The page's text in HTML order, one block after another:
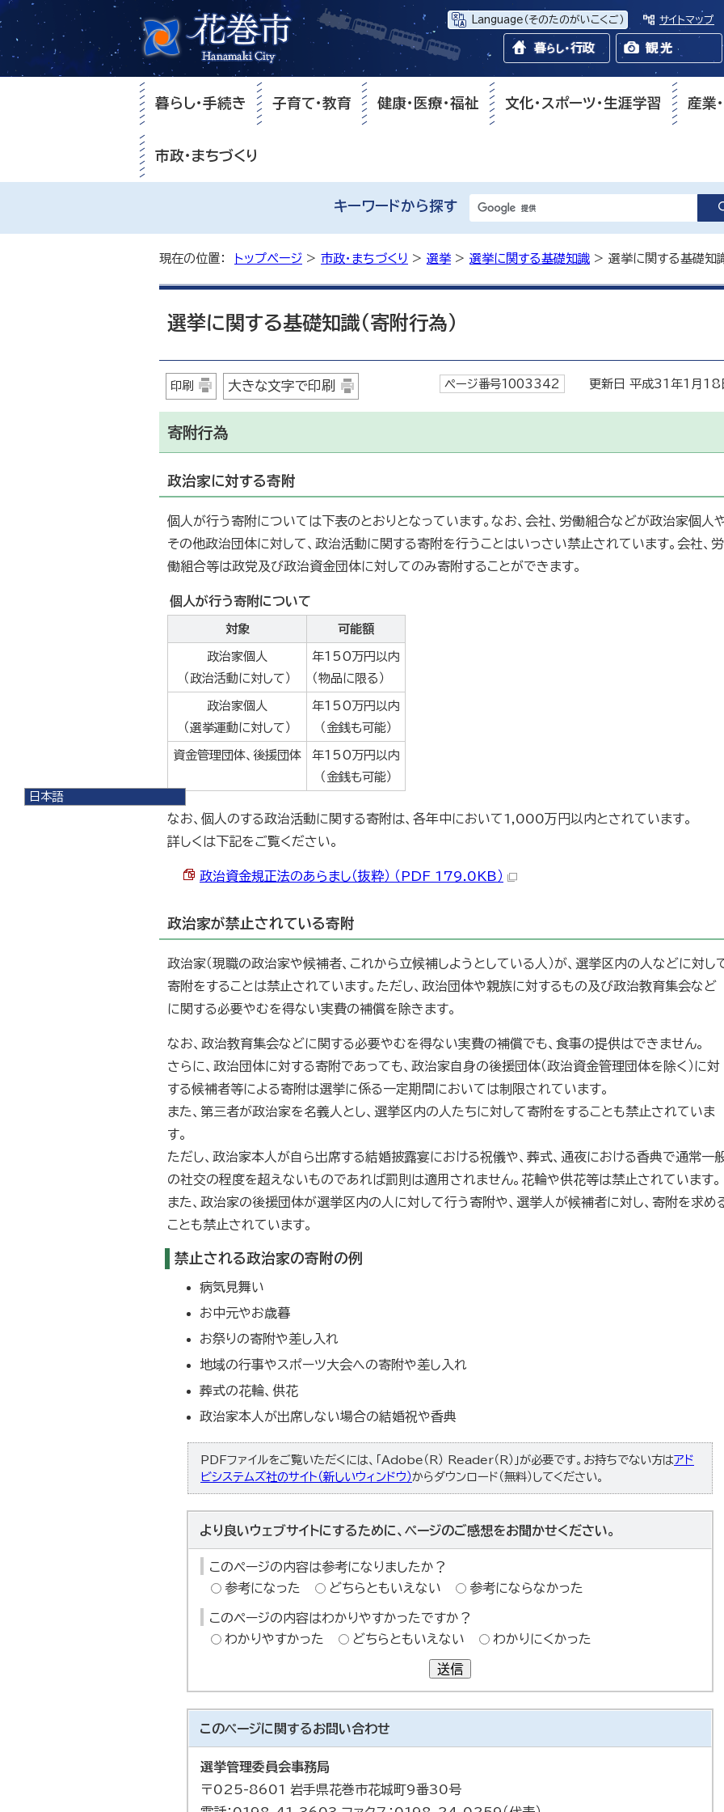
Language （そのたのがいこくご） サイトマップ
日本語
暮らし・手続き 子育て・教育 健康・医療・福祉 文化・スポーツ・生涯学習 産業
市政・まちづくり
キーワードから探す
現在の位置： トップページ > 市政・まちづくり > 選挙 > 選挙に関する基礎知識 > 選挙に関する基礎知
選挙に関する基礎知識（寄附行為）
印刷 大きな文字で印刷 ページ番号1003342 更新日 平成31年1月18
寄附行為
政治家に対する寄附
個人が行う寄附については下表のとおりとなっています。なお、会社、労働組合などが政治家個人
その他政治団体に対して、政治活動に関する寄附を行うことはいっさい禁止されています。会社、労
働組合等は政党及び政治資金団体に対してのみ寄附することができます。
個人が行う寄附について
対象 可能額
政治家個人
（政治活動に対して）
年150万円以内
（物品に限る）
政治家個人
（選挙運動に対して）
年150万円以内
（金銭も可能）
資金管理団体、後援団体
年150万円以内
（金銭も可能）
なお、個人のする政治活動に関する寄附は、各年中において1,000万円以内とされています。
詳しくは下記をご覧ください。
政治資金規正法のあらまし（抜粋） （PDF 179.0KB）
政治家が禁止されている寄附
政治家（現職の政治家や候補者、これから立候補しようとしている人）が、選挙区内の人などに対し
寄附をすることは禁止されています。ただし、政治団体や親族に対するもの及び政治教育集会など
に関する必要やむを得ない実費の補償を除きます。
なお、政治教育集会などに関する必要やむを得ない実費の補償でも、食事の提供はできません。
さらに、政治団体に対する寄附であっても、政治家自身の後援団体（政治資金管理団体を除く）に対
する候補者等による寄附は選挙に係る一定期間においては制限されています。
また、第三者が政治家を名義人とし、選挙区内の人たちに対して寄附をすることも禁止されていま
す。
ただし、政治家本人が自ら出席する結婚披露宴における祝儀や、葬式、通夜における香典で通常一
の社交の程度を超えないものであれば罰則は適用されません。花輪や供花等は禁止されています。
また、政治家の後援団体が選挙区内の人に対して行う寄附や、選挙人が候補者に対し、寄附を求め
ことも禁止されています。
禁止される政治家の寄附の例
病気見舞い
お中元やお歳暮
お祭りの寄附や差し入れ
地域の行事やスポーツ大会への寄附や差し入れ
葬式の花輪、供花
政治家本人が出席しない場合の結婚祝や香典
PDFファイルをご覧いただくには、「Adobe（R） Reader（R）」が必要です。お持ちでない方はアド
ビシステムズ社のサイト（新しいウィンドウ）からダウンロード（無料）してください。
より良いウェブサイトにするために、ページのご感想をお聞かせください。
このページの内容は参考になりましたか？
参考になった
どちらともいえない 参考にならなかった
このページの内容はわかりやすかったですか？
わかりやすかった
どちらともいえない わかりにくかった
送信
このページに関するお問い合わせ
選挙管理委員会事務局
〒025-8601 岩手県花巻市花城町9番30号